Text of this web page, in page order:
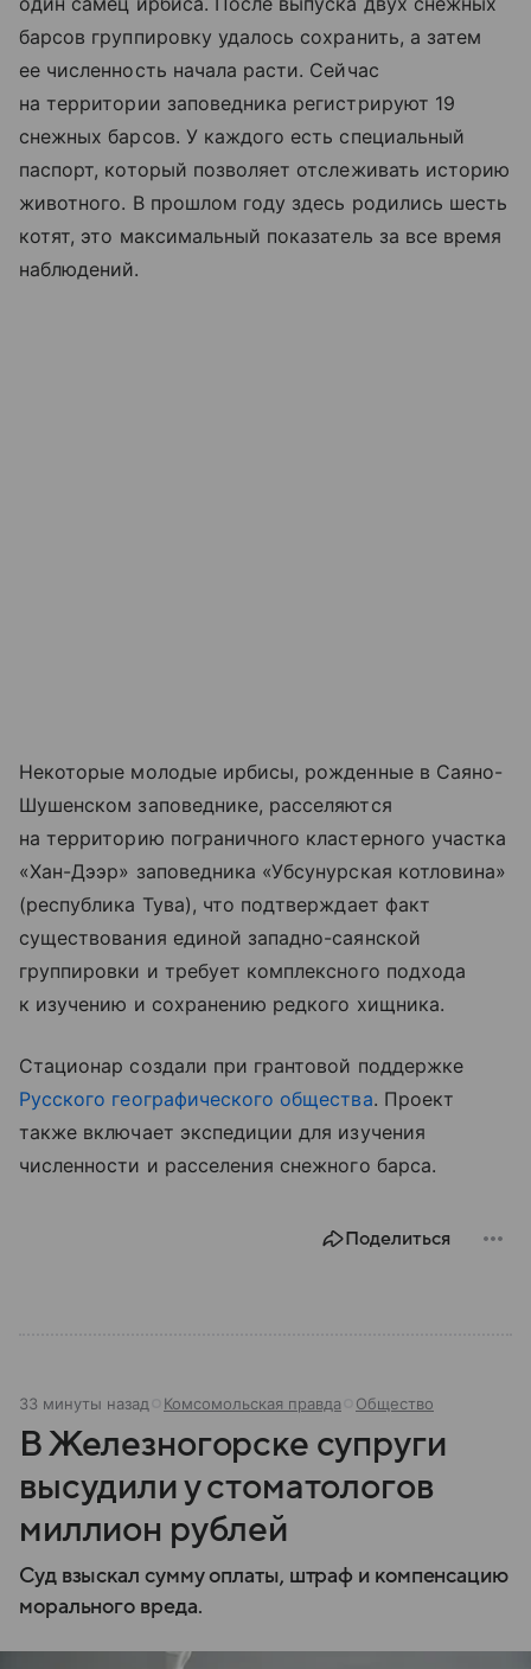
барсов группировку удалось сохранить, а затем
ее численность начала расти. Сейчас
на территории заповедника регистрируют 19
снежных барсов. У каждого есть специальный
паспорт, который позволяет отслеживать историю
животного. В прошлом году здесь родились шесть
котят, это максимальный показатель за все время
наблюдений.
Некоторые молодые ирбисы, рожденные в Саяно-
Шушенском заповеднике, расселяются
на территорию пограничного кластерного участка
«Хан-Дээр» заповедника «Убсунурская котловина»
(республика Тува), что подтверждает факт
существования единой западно-саянской
группировки и требует комплексного подхода
к изучению и сохранению редкого хищника.
Стационар создали при грантовой поддержке
Русского географического общества. Проект
также включает экспедиции для изучения
численности и расселения снежного барса.
Поделиться
33 минуты назад Комсомольская правда Общество
В Железногорске супруги
высудили у стоматологов
миллион рублей
Суд взыскал сумму оплаты, штраф и компенсацию
морального вреда.